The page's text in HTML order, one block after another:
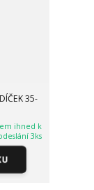
35-
ihned k
3ks